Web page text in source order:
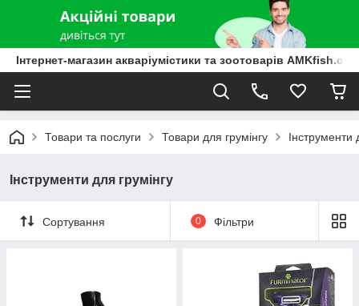
Інтернет-магазин акваріумістики та зоотоварів AMKfish.com
Товари та послуги Товари для грумінгу Інструменти
Інструменти для грумінгу
Сортування 0 Фільтри